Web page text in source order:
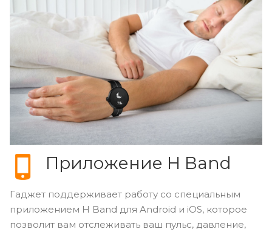
Приложение H Band
Гаджет поддерживает работу со специальным
приложением H Band для Android и iOS, которое
позволит вам отслеживать ваш пульс, давление,